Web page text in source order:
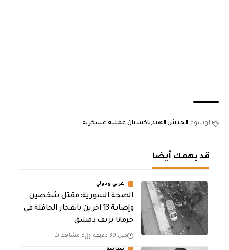
الوسوم الجيش الهند باكستان عملية عسكرية
قد يهمك أيضا
عربي ودولي
الصحة السورية: مقتل شخصين
وإصابة 13 اخرين بانفجار الحافلة في
جرمانا بريف دمشق
قبل 39 دقيقة 8 مشاهدات